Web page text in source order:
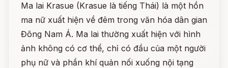
Ma lai Krasue (Krasue là tiếng Thái) là một hồn
ma nữ xuất hiện về đêm trong văn hóa dân gian
Đông Nam Á. Ma lai thường xuất hiện với hình
ảnh không có cơ thể, chỉ có đầu của một người
phụ nữ và phần khí quản nối xuống nội tạng